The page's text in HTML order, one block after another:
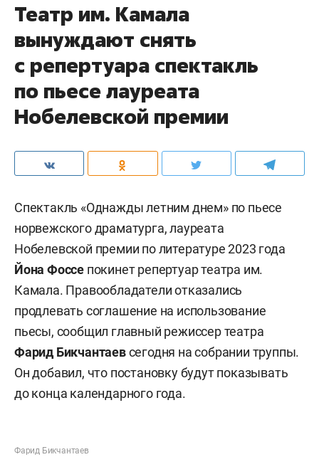
Театр им. Камала
вынуждают снять
с репертуара спектакль
по пьесе лауреата
Нобелевской премии
Спектакль «Однажды летним днем» по пьесе
норвежского драматурга, лауреата
Нобелевской премии по литературе 2023 года
Йона Фоссе покинет репертуар театра им.
Камала. Правообладатели отказались
продлевать соглашение на использование
пьесы, сообщил главный режиссер театра
Фарид Бикчантаевсегодня на собрании труппы.
Он добавил, что постановку будут показывать
до конца календарного года.
Фарид Бикчантаев